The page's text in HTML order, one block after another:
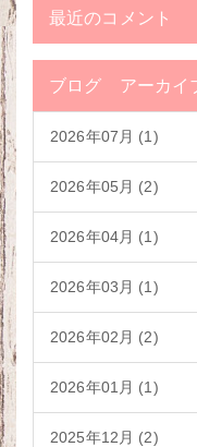
最近のコメント
ブログ アーカイ
2026年07月 (1)
2026年05月 (2)
2026年04月 (1)
2026年03月 (1)
2026年02月 (2)
2026年01月 (1)
2025年12月 (2)